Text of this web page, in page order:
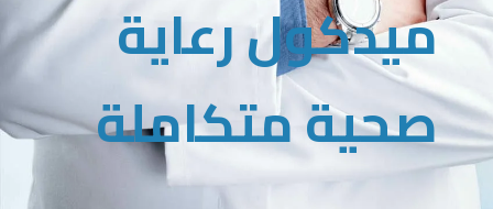
ميدكول رعاية
صحية متكاملة